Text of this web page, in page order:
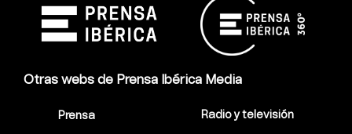
Otras webs de Prensa Ibérica Media
Prensa Radio y televisión